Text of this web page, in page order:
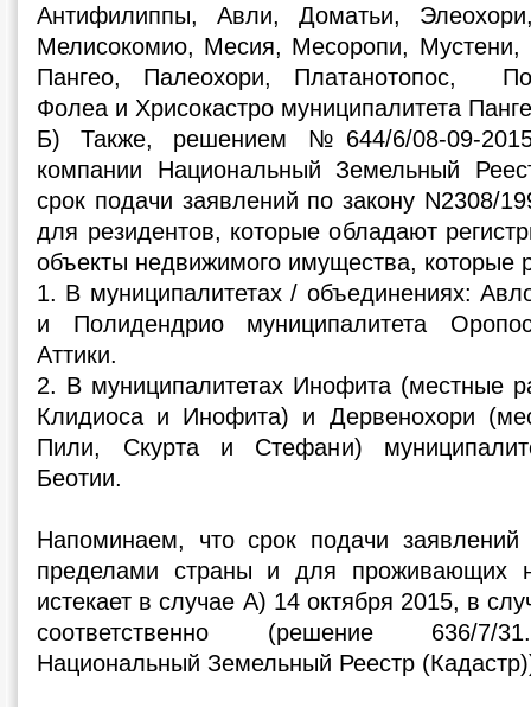
Антифилиппы, Авли, Доматьи,
Мелисокомио, Месия, Месоропи,
Пангео, Палеохори, Платанотопос,
Фолеа и Хрисокастро муниципалитета
Б) Также, решением №644/6/08-09-
компании Национальный Земельный
срок подачи заявлений по закону N2308/
для резидентов, которые обладают
объекты недвижимого имущества, которые
1. В муниципалитетах / объединениях:
и Полидендрио муниципалитета
Аттики.
2. В муниципалитетах Инофита (местные
Клидиоса и Инофита) и Дервенохори
Пили, Скурта и Стефани)
Беотии.
Напоминаем, что срок подачи
пределами страны и для проживающих
истекает в случае А) 14 октября 2015, в
соответственно (решение 636/7/
Национальный Земельный Реестр